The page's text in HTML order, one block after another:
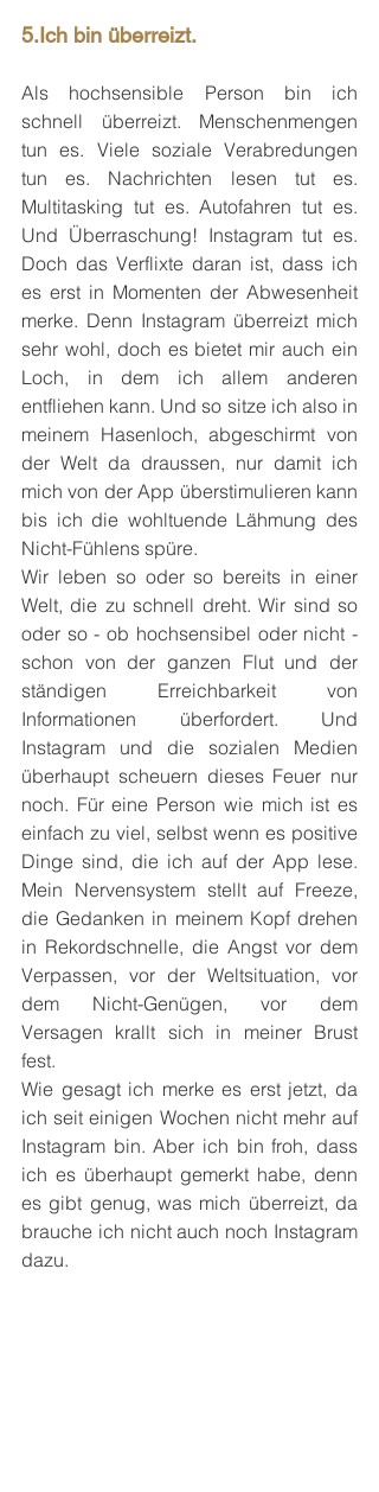
5.Ich bin überreizt.
Als hochsensible Person bin ich
schnell überreizt. Menschenmengen
tun es. Viele soziale Verabredungen
tun es. Nachrichten lesen tut es.
Multitasking tut es. Autofahren tut es.
Und Überraschung! Instagram tut es.
Doch das Verflixte daran ist, dass ich
es erst in Momenten der Abwesenheit
merke. Denn Instagram überreizt mich
sehr wohl, doch es bietet mir auch ein
Loch, in dem ich allem anderen
entfliehen kann. Und so sitze ich also in
meinem Hasenloch, abgeschirmt von
der Welt da draussen, nur damit ich
mich von der App überstimulieren kann
bis ich die wohltuende Lähmung des
Nicht-Fühlens spüre.
Wir leben so oder so bereits in einer
Welt, die zu schnell dreht. Wir sind so
oder so - ob hochsensibel oder nicht -
schon von der ganzen Flut und der
ständigen Erreichbarkeit von
Informationen überfordert. Und
Instagram und die sozialen Medien
überhaupt scheuern dieses Feuer nur
noch. Für eine Person wie mich ist es
einfach zu viel, selbst wenn es positive
Dinge sind, die ich auf der App lese.
Mein Nervensystem stellt auf Freeze,
die Gedanken in meinem Kopf drehen
in Rekordschnelle, die Angst vor dem
Verpassen, vor der Weltsituation, vor
dem Nicht-Genügen, vor dem
Versagen krallt sich in meiner Brust
fest.
Wie gesagt ich merke es erst jetzt, da
ich seit einigen Wochen nicht mehr auf
Instagram bin. Aber ich bin froh, dass
ich es überhaupt gemerkt habe, denn
es gibt genug, was mich überreizt, da
brauche ich nicht auch noch Instagram
dazu.